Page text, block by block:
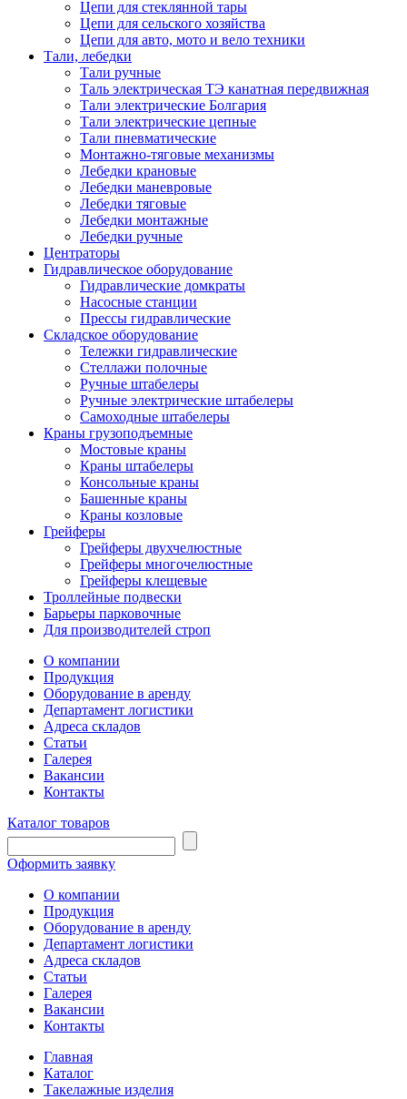
Цепи для стеклянной тары
Цепи для сельского хозяйства
Цепи для авто, мото и вело техники
Тали, лебедки
Тали ручные
Таль электрическая ТЭ канатная передвижная
Тали электрические Болгария
Тали электрические цепные
Тали пневматические
Монтажно-тяговые механизмы
Лебедки крановые
Лебедки маневровые
Лебедки тяговые
Лебедки монтажные
Лебедки ручные
Центраторы
Гидравлическое оборудование
Гидравлические домкраты
Насосные станции
Прессы гидравлические
Складское оборудование
Тележки гидравлические
Cтеллажи полочные
Ручные штабелеры
Ручные электрические штабелеры
Самоходные штабелеры
Краны грузоподъемные
Мостовые краны
Краны штабелеры
Консольные краны
Башенные краны
Краны козловые
Грейферы
Грейферы двухчелюстные
Грейферы многочелюстные
Грейферы клещевые
Троллейные подвески
Барьеры парковочные
Для производителей строп
О компании
Продукция
Оборудование в аренду
Департамент логистики
Адреса складов
Статьи
Галерея
Вакансии
Контакты
Каталог товаров
Оформить заявку
О компании
Продукция
Оборудование в аренду
Департамент логистики
Адреса складов
Статьи
Галерея
Вакансии
Контакты
Главная
Каталог
Такелажные изделия